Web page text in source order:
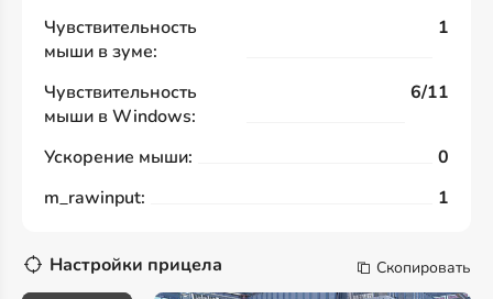
Чувствительность
мыши в зуме:
1
Чувствительность
мыши в Windows:
6/11
Ускорение мыши:
0
m_rawinput:
1
Настройки прицела Скопировать